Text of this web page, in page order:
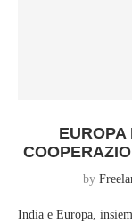
by
India e Europa,